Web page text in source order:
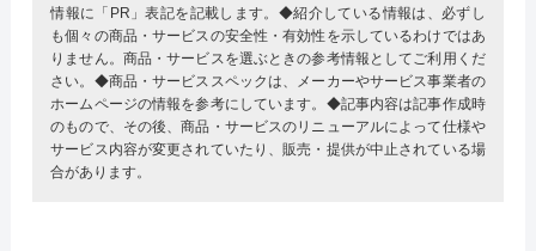
情報に「PR」表記を記載します。◆紹介している情報は、必ずし
も個々の商品・サービスの安全性・有効性を示しているわけではあ
りません。商品・サービスを選ぶときの参考情報としてご利用くだ
さい。◆商品・サービススペックは、メーカーやサービス事業者の
ホームページの情報を参考にしています。◆記事内容は記事作成時
のもので、その後、商品・サービスのリニューアルによって仕様や
サービス内容が変更されていたり、販売・提供が中止されている場
合があります。